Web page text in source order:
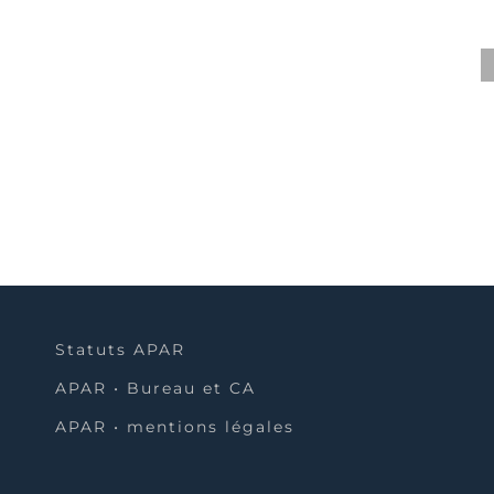
Statuts APAR
APAR • Bureau et CA
APAR • mentions légales